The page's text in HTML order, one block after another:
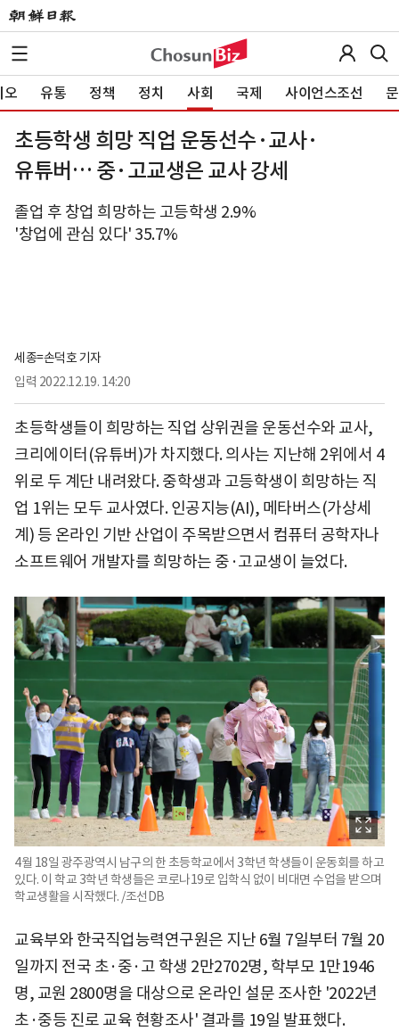
오 유통 정책 정치 사회 국제 사이언스조선
초등학생 희망 직업 운동선수·교사·
유튜버… 중·고교생은 교사 강세
졸업 후 창업 희망하는 고등학생 2.9%
'창업에 관심 있다' 35.7%
세종=손덕호 기자
입력 2022.12.19. 14:20
초등학생들이 희망하는 직업 상위권을 운동선수와 교사,
크리에이터(유튜버)가 차지했다. 의사는 지난해 2위에서 4
위로 두 계단 내려왔다. 중학생과 고등학생이 희망하는 직
업 1위는 모두 교사였다. 인공지능(AI), 메타버스(가상세
계) 등 온라인 기반 산업이 주목받으면서 컴퓨터 공학자나
소프트웨어 개발자를 희망하는 중·고교생이 늘었다.
4월 18일 광주광역시 남구의 한 초등학교에서 3학년 학생들이 운동회를 하고
있다. 이 학교 3학년 학생들은 코로나19로 입학식 없이 비대면 수업을 받으며
학교생활을 시작했다. /조선DB
교육부와 한국직업능력연구원은 지난 6월 7일부터 7월 20
일까지 전국 초·중·고 학생 2만2702명, 학부모 1만1946
명, 교원 2800명을 대상으로 온라인 설문 조사한 '2022년
초·중등 진로 교육 현황조사' 결과를 19일 발표했다.